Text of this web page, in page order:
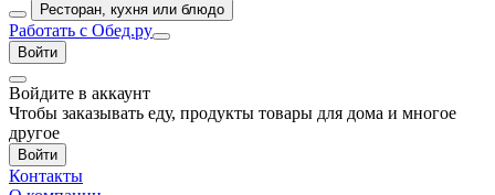
Ресторан, кухня или блюдо
Работать с Обед.ру
Войти
Войдите в аккаунт
Чтобы заказывать еду, продукты товары для дома и многое
другое
Войти
Контакты